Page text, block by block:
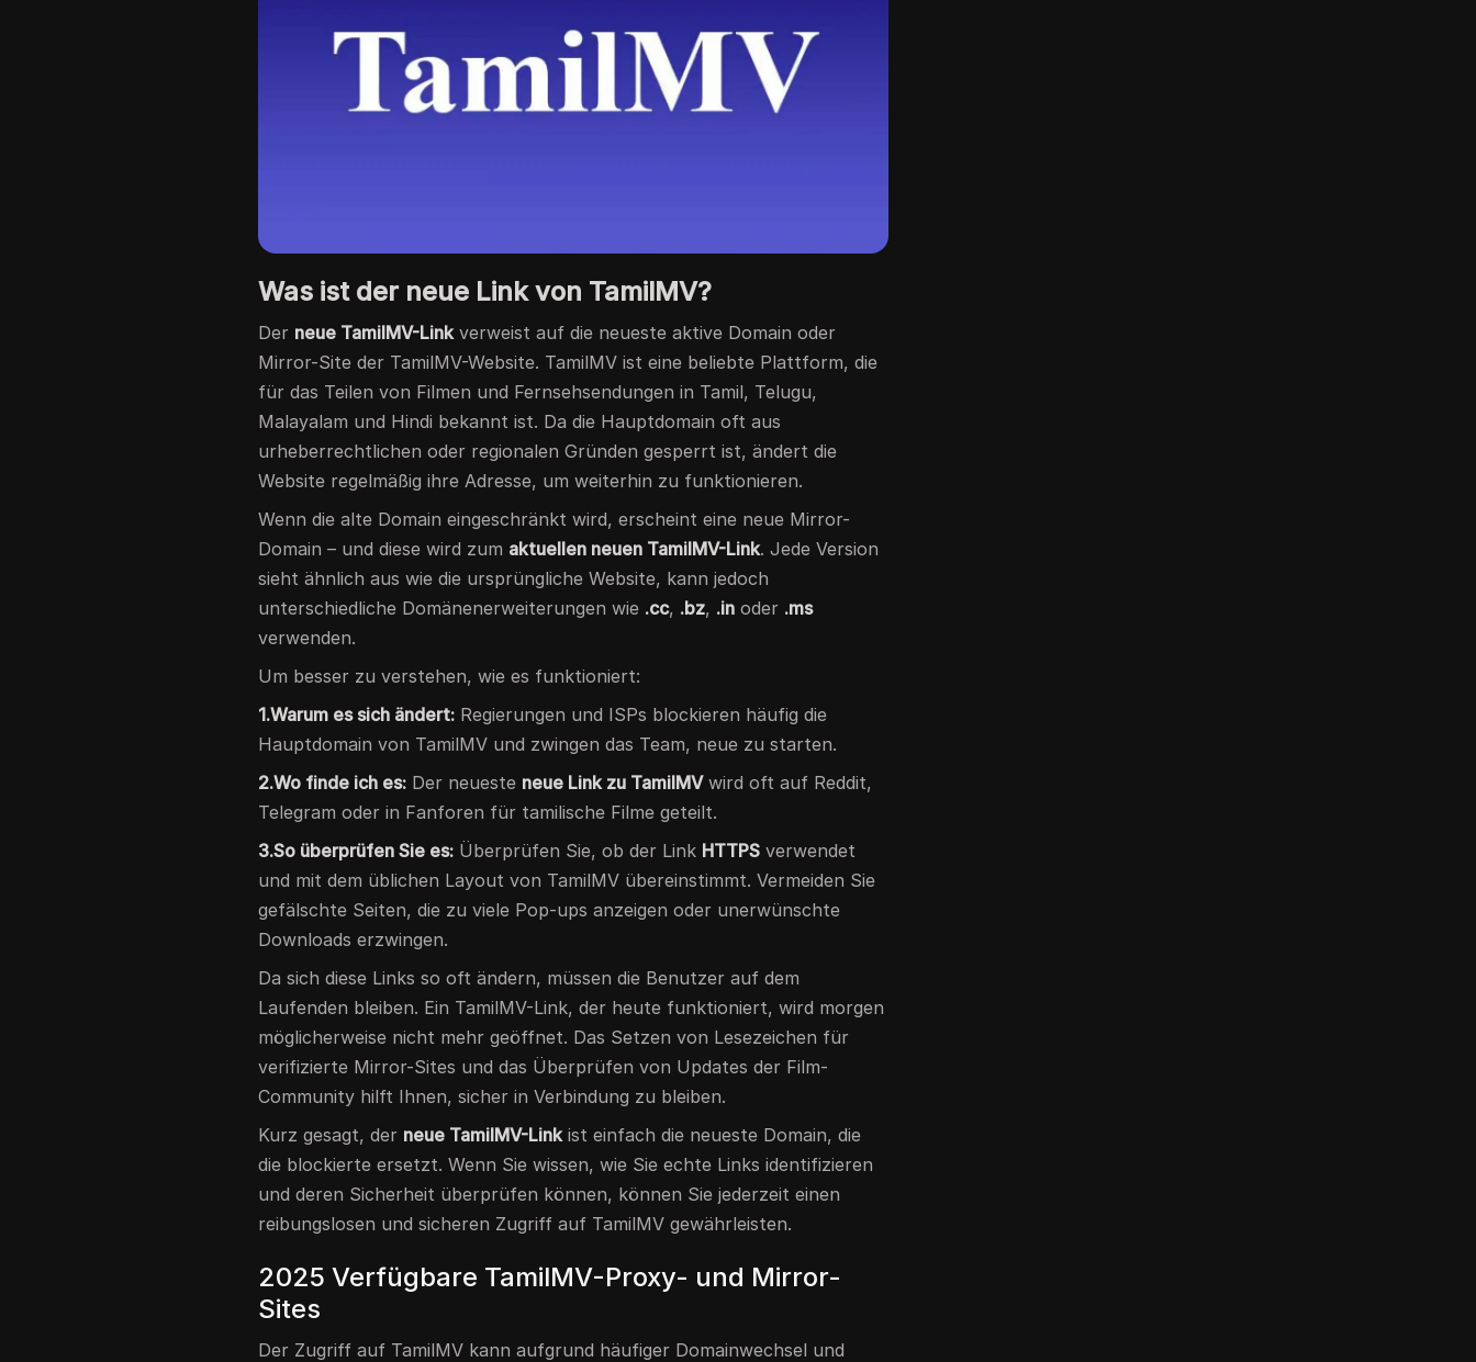
Was ist der neue Link von TamilMV?
Der neue TamilMV-Linkverweist auf die neueste aktive Domain oder
Mirror-Site der TamilMV-Website. TamilMV ist eine beliebte Plattform, die
für das Teilen von Filmen und Fernsehsendungen in Tamil, Telugu,
Malayalam und Hindi bekannt ist. Da die Hauptdomain oft aus
urheberrechtlichen oder regionalen Gründen gesperrt ist, ändert die
Website regelmäßig ihre Adresse, um weiterhin zu funktionieren.
Wenn die alte Domain eingeschränkt wird, erscheint eine neue Mirror-
Domain – und diese wird zum aktuellen neuen TamilMV-Link. Jede Version
sieht ähnlich aus wie die ursprüngliche Website, kann jedoch
unterschiedliche Domänenerweiterungen wie .cc, .bz, .in oder .ms
verwenden.
Um besser zu verstehen, wie es funktioniert:
1.Warum es sich ändert: Regierungen und ISPs blockieren häufig die
Hauptdomain von TamilMV und zwingen das Team, neue zu starten.
2.Wo finde ich es: Der neueste neue Link zu TamilMVwird oft auf Reddit,
Telegram oder in Fanforen für tamilische Filme geteilt.
3.So überprüfen Sie es: Überprüfen Sie, ob der Link HTTPS verwendet
und mit dem üblichen Layout von TamilMV übereinstimmt. Vermeiden Sie
gefälschte Seiten, die zu viele Pop-ups anzeigen oder unerwünschte
Downloads erzwingen.
Da sich diese Links so oft ändern, müssen die Benutzer auf dem
Laufenden bleiben. Ein TamilMV-Link, der heute funktioniert, wird morgen
möglicherweise nicht mehr geöffnet. Das Setzen von Lesezeichen für
verifizierte Mirror-Sites und das Überprüfen von Updates der Film-
Community hilft Ihnen, sicher in Verbindung zu bleiben.
Kurz gesagt, der neue TamilMV-Linkist einfach die neueste Domain, die
die blockierte ersetzt. Wenn Sie wissen, wie Sie echte Links identifizieren
und deren Sicherheit überprüfen können, können Sie jederzeit einen
reibungslosen und sicheren Zugriff auf TamilMV gewährleisten.
2025 Verfügbare TamilMV-Proxy- und Mirror-
Sites
Der Zugriff auf TamilMV kann aufgrund häufiger Domainwechsel und